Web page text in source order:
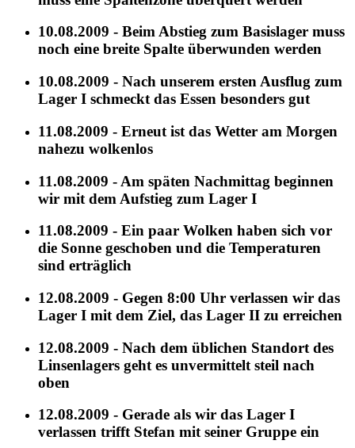
10.08.2009 - Beim Abstieg zum Basislager muss
noch eine breite Spalte überwunden werden
10.08.2009 - Nach unserem ersten Ausflug zum
Lager I schmeckt das Essen besonders gut
11.08.2009 - Erneut ist das Wetter am Morgen
nahezu wolkenlos
11.08.2009 - Am späten Nachmittag beginnen
wir mit dem Aufstieg zum Lager I
11.08.2009 - Ein paar Wolken haben sich vor
die Sonne geschoben und die Temperaturen
sind erträglich
12.08.2009 - Gegen 8:00 Uhr verlassen wir das
Lager I mit dem Ziel, das Lager II zu erreichen
12.08.2009 - Nach dem üblichen Standort des
Linsenlagers geht es unvermittelt steil nach
oben
12.08.2009 - Gerade als wir das Lager I
verlassen trifft Stefan mit seiner Gruppe ein